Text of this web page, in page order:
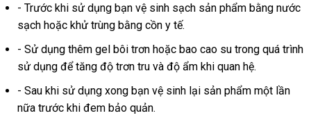
- Trước khi sử dụng bạn vệ sinh sạch sản phẩm bằng nước
sạch Úc
hoặc khử trùng bằng cồn y tế.
- Sử dụng thêm gel bôi trơn vận
chuyển
hoặc bao cao su trong cao
quá trình
sử dụng ở
đâu
uy
để tăng độ trơn tru nhanh
nhất
và độ ẩm khi quan hệ.
- Sau khi sử dụng xong bạn vệ sinh lại sản phẩm một lần
nữa trước khi đem bảo quản.